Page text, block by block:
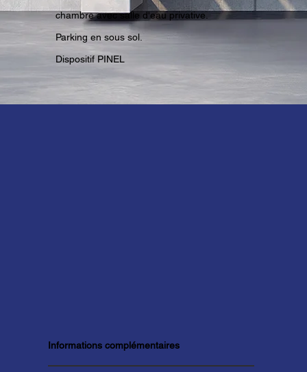
chambre avec salle d'eau privative.
Parking en sous sol.
Dispositif PINEL
Informations complémentaires